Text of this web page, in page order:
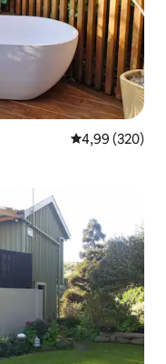
Évaluation
4,99 (320)